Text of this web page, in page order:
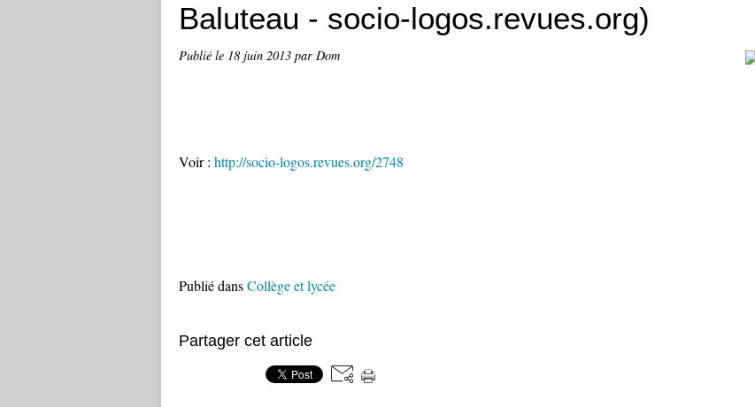
Baluteau - socio-logos.revues.org)
Publié le 18 juin 2013 par Dom
Voir : http://socio-logos.revues.org/2748
Publié dansCollège et lycée
Partager cet article